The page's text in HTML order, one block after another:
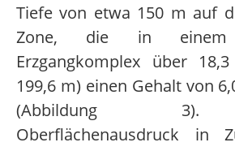
Tiefe von etwa 150 m auf
Zone, die in einem
Erzgangkomplex über
199,6 m) einen Gehalt von
(Abbildung 3).
Oberflächenausdruck in